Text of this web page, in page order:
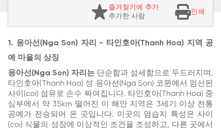
즐겨찾기에 추가
추가한 사람
인쇄
1. 응아선(Nga Son) 자리 - 타인호아(Thanh Hoa) 지역 공
예 마을의 상징
응아선(Nga Son) 자리는 단순함과 섬세함으로 두드러지며,
타인호아(Thanh Hoa) 성 응아선(Nga Son) 코뮌에서 엄선된
사이(coi) 섬유로 손수 짜여집니다. 타인호아(Thanh Hoa) 중
심부에서 약 35km 떨어진 이 해안 지역은 3세기 이상 전통
공예가 전승되어 온 곳입니다. 이곳의 염습지 특성은 사이
(coi) 식물의 성장에 이상적인 조건을 조성하고, 다른 곳에서